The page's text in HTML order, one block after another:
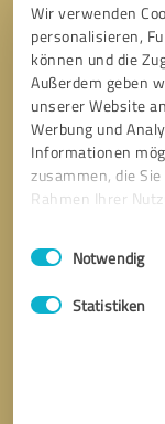
Wir verwenden
personalisieren,
können und die
Außerdem geben
unserer Website
Werbung und
Informationen
zusammen, die
Rahmen Ihrer
Impressum
Einwilligungsauswahl
Notwendig
Statistiken